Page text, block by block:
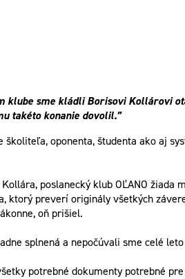
klube sme kládli Borisovi Kollárovi
takéto konanie dovolil.”
oponenta, študenta ako aj
poslanecký klub OĽANO
ktorý preverí originály všetkých
oň prišiel.
splnená a nepočúvali sme celé
potrebné dokumenty potrebné